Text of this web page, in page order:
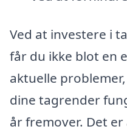
Ved at investere i
får du ikke blot en
aktuelle
dine tagrender
år fremover. Det